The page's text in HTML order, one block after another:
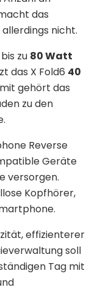
das
nicht.
zu 80 Watt
das X Fold6 40
gehört das
zu den
Reverse
Geräte
versorgen.
Kopfhörer,
effizienterer
soll
Tag mit